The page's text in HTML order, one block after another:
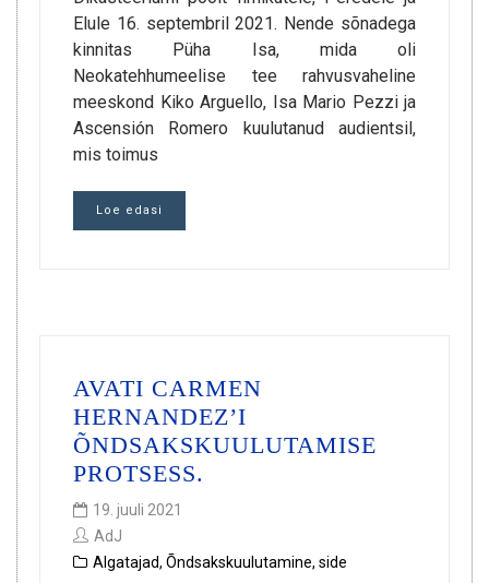
Elule 16. septembril 2021. Nende sõnadega
kinnitas Püha Isa, mida oli
Neokatehhumeelise tee rahvusvaheline
meeskond Kiko Arguello, Isa Mario Pezzi ja
Ascensión Romero kuulutanud audientsil,
mis toimus
Loe edasi
AVATI CARMEN
HERNANDEZ’I
ÕNDSAKSKUULUTAMISE
PROTSESS.
19. juuli 2021
AdJ
Algatajad, Õndsakskuulutamine, side